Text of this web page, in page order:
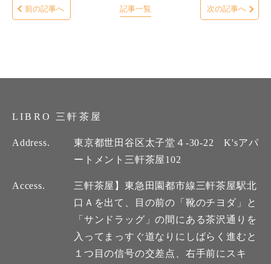
前の記事へ 記事一覧 次の記事へ
LIBRO 三軒茶屋
Address.
東京都世田谷区太子堂４-30-22 K'sアパ
ートメント三軒茶屋102
Access.
三軒茶屋】東急田園都市線三軒茶屋駅北
口Ａを出て、目の前の「靴のチヨダ」と
「サンドラッグ」の間にある茶沢通りを
入ってまっすぐ道なりにしばらく進むと
１つ目の信号の交差点、右手前にスキ